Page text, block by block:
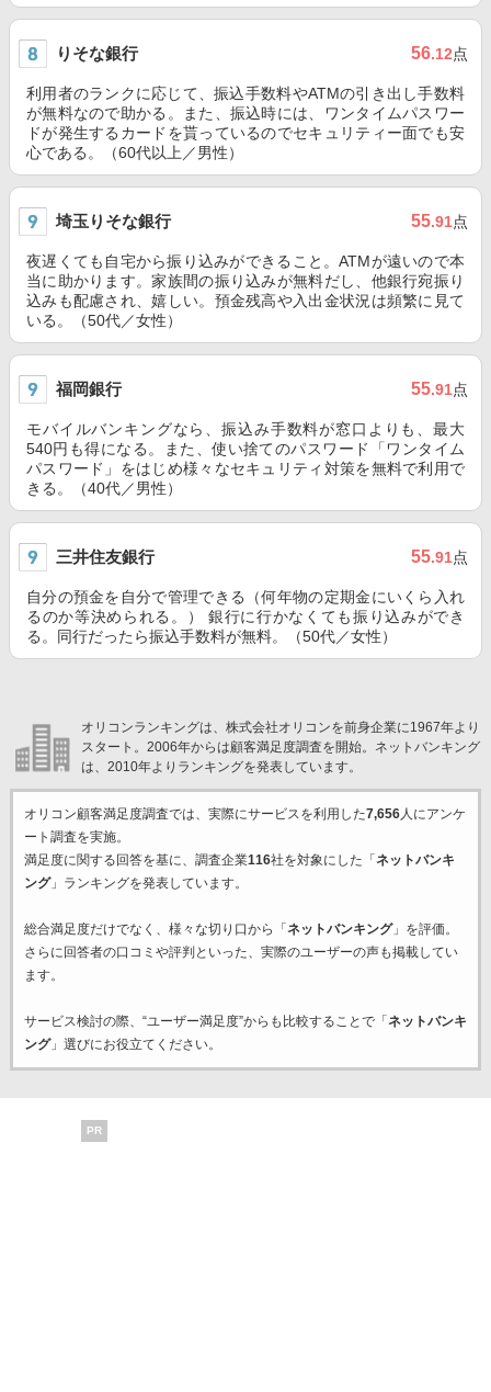
りそな銀行 56.12点
利用者のランクに応じて、振込手数料やATMの引き出し手数料
が無料なので助かる。また、振込時には、ワンタイムパスワー
ドが発生するカードを貰っているのでセキュリティー面でも安
心である。（60代以上／男性）
埼玉りそな銀行 55.91点
夜遅くても自宅から振り込みができること。ATMが遠いので本
当に助かります。家族間の振り込みが無料だし、他銀行宛振り
込みも配慮され、嬉しい。預金残高や入出金状況は頻繁に見て
いる。（50代／女性）
福岡銀行 55.91点
モバイルバンキングなら、振込み手数料が窓口よりも、最大
540円も得になる。また、使い捨てのパスワード「ワンタイム
パスワード」をはじめ様々なセキュリティ対策を無料で利用で
きる。（40代／男性）
三井住友銀行 55.91点
自分の預金を自分で管理できる（何年物の定期金にいくら入れ
るのか等決められる。） 銀行に行かなくても振り込みができ
る。同行だったら振込手数料が無料。（50代／女性）
オリコンランキングは、株式会社オリコンを前身企業に1967年より
スタート。2006年からは顧客満足度調査を開始。ネットバンキング
は、2010年よりランキングを発表しています。
オリコン顧客満足度調査では、実際にサービスを利用した7,656人にアンケ
ート調査を実施。
満足度に関する回答を基に、調査企業116社を対象にした「 ネットバンキ
ング」ランキングを発表しています。
総合満足度だけでなく、様々な切り口から「 ネットバンキング」を評価。
さらに回答者の口コミや評判といった、実際のユーザーの声も掲載してい
ます。
サービス検討の際、“ユーザー満足度”からも比較することで「 ネットバンキ
ング」選びにお役立てください。
PR